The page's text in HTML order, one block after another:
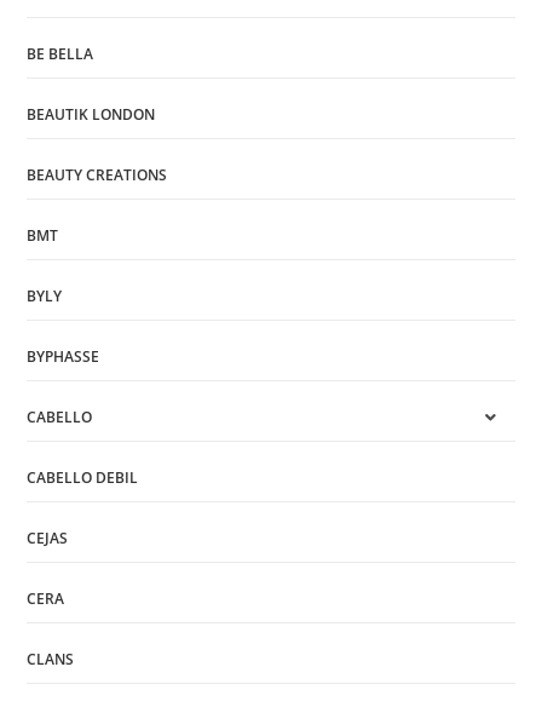
BE BELLA
BEAUTIK LONDON
BEAUTY CREATIONS
BMT
BYLY
BYPHASSE
CABELLO
CABELLO DEBIL
CEJAS
CERA
CLANS